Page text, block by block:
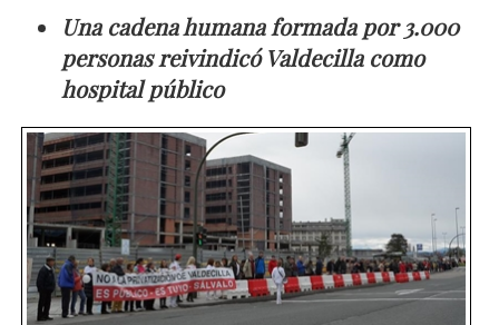
Una cadena humana formada por 3.000
personas reivindicó Valdecilla como
hospital público